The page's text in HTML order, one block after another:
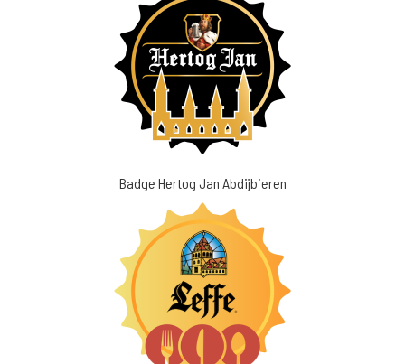
Badge Hertog Jan Abdijbieren